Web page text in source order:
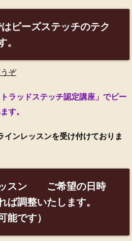
ビーズステッチのテク
。
ぞ
ラッドステッチ認定講座」でビー
す。
インレッスンを受け付けておりま
ッスン ご希望の日時
ば調整いたします。
能です）